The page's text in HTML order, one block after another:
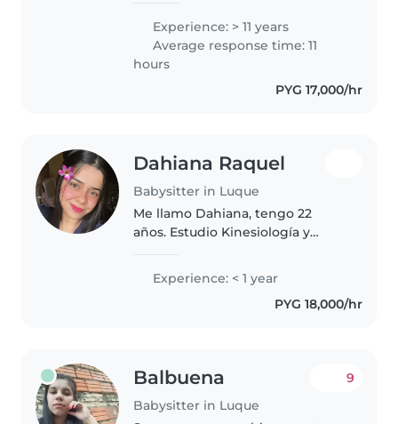
tiempo con los niños, también
tengo un hijo de 11 años, me
encanta las mascotas también
Experience: > 11 years
Average response time: 11
hours
PYG 17,000/hr
Dahiana Raquel
Babysitter in Luque
Me llamo Dahiana, tengo 22
años. Estudio Kinesiología y
trabajo como limpiadora
doméstica. Soy responsable y
tengo muchas ganas de seguir
Experience: < 1 year
PYG 18,000/hr
Balbuena
Babysitter in Luque
9